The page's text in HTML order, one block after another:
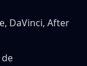
DaVinci, After